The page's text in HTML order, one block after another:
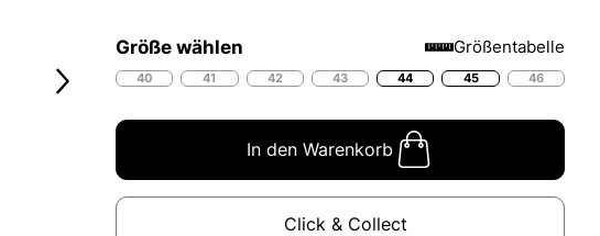
Größe wählen Größentabelle
40 41 42 43 44 45 46
In den Warenkorb
Click & Collect